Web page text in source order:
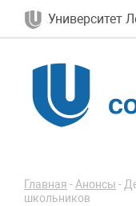
Университет
Главная -Анонсы -
школьников